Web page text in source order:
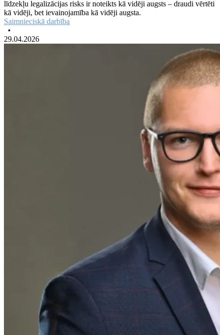
līdzekļu legalizācijas risks ir noteikts kā vidēji augsts – draudi vērtēti
kā vidēji, bet ievainojamība kā vidēji augsta.
Saimnieciskā darbība
•
29.04.2026